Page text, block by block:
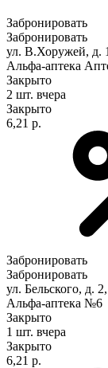
Забронировать
Забронировать
ул. В.Хоружей, д.
Альфа-аптека
Закрыто
2 шт. вчера
Закрыто
6,21 р.
Забронировать
Забронировать
ул. Бельского, д.
Альфа-аптека №6
Закрыто
1 шт. вчера
Закрыто
6,21 р.